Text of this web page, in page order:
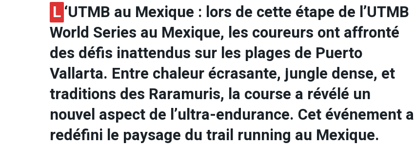
L‘UTMB au Mexique : lors de cette étape de l’UTMB
World Series au Mexique, les coureurs ont affronté
des défis inattendus sur les plages de Puerto
Vallarta. Entre chaleur écrasante, jungle dense, et
traditions des Raramuris, la course a révélé un
nouvel aspect de l’ultra-endurance. Cet événement a
redéfini le paysage du trail running au Mexique.